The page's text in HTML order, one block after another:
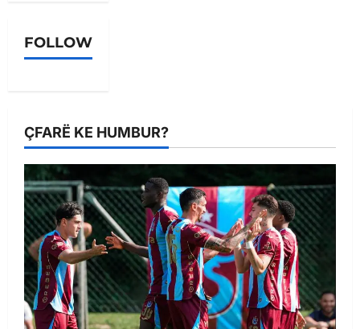
FOLLOW
ÇFARË KE HUMBUR?